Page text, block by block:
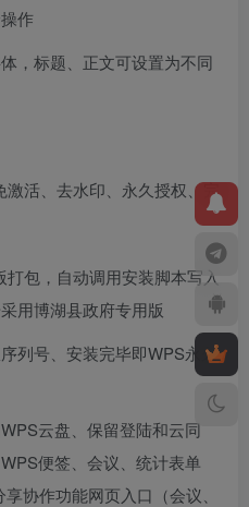
作
，标题、正文可设置为不同
激活、去水印、永久授权、完
包，自动调用安装脚本写入
用博湖县政府专用版
列号、安装完毕即WPS永久
云盘、保留登陆和云同
便签、会议、统计表单
协作功能网页入口（会议、